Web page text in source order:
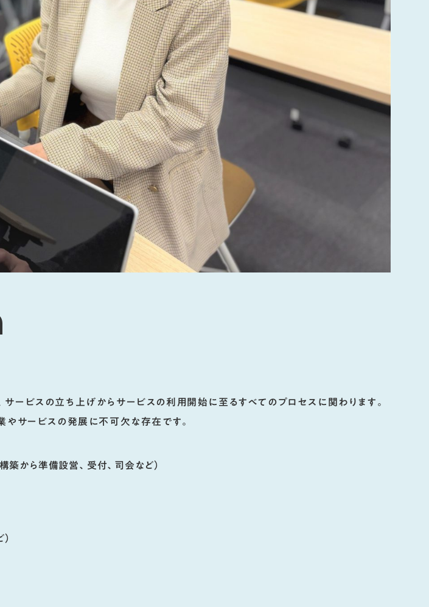
ービスの立ち上げからサービスの利用開始に至るすべてのプロセスに関わります。
やサービスの発展に不可欠な存在です。
築から準備設営、受付、司会など）